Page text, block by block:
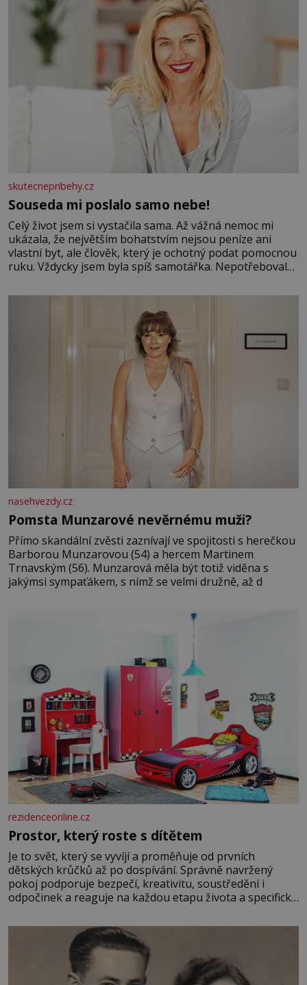
skutecnepribehy.cz
Souseda mi poslalo samo nebe!
Celý život jsem si vystačila sama. Až vážná nemoc mi
ukázala, že největším bohatstvím nejsou peníze ani
vlastní byt, ale člověk, který je ochotný podat pomocnou
ruku. Vždycky jsem byla spíš samotářka. Nepotřebovala
mi knihy, práce a hlavně klid. Hned po studiích jsem
nasehvezdy.cz
Pomsta Munzarové nevěrnému muži?
Přímo skandální zvěsti zaznívají ve spojitosti s herečkou
Barborou Munzarovou (54) a hercem Martinem
Trnavským (56). Munzarová měla být totiž viděna s
jakýmsi sympaťákem, s nímž se velmi družně, až d
rezidenceonline.cz
Prostor, který roste s dítětem
Je to svět, který se vyvíjí a proměňuje od prvních
dětských krůčků až po dospívání. Správně navržený
pokoj podporuje bezpečí, kreativitu, soustředění i
odpočinek a reaguje na každou etapu života a specifické
měkkost a bezpečí, proto by pokoj miminka měl působit
především klidně a útulně. Předškolní věk je